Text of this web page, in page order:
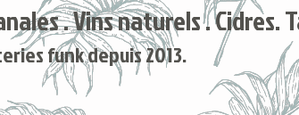
. Vins naturels . Cidres.
funk depuis 2013.